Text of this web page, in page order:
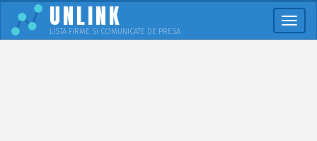
UNLINK
LISTA FIRME SI COMUNICATE DE PRESA